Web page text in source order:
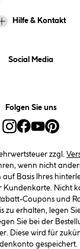
Hilfe & Kontakt
Social Media
Folgen Sie uns
zzgl.
wenn nicht
auf Basis Ihres
Kundenkarte. Nicht
Coupons und
zu erhalten, legen
Sie bei der
Diese wird für
gespeichert.